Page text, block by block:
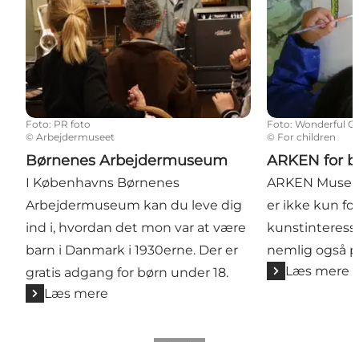
Foto: PR foto
© Arbejdermuseet
Børnenes Arbejdermuseum
I Københavns Børnenes
Arbejdermuseum kan du leve dig
ind i, hvordan det mon var at være
barn i Danmark i 1930erne. Der er
gratis adgang for børn under 18.
Læs mere
Foto: Wonderful
© For children
ARKEN for
ARKEN
er ikke kun
nemlig også
Læs mere